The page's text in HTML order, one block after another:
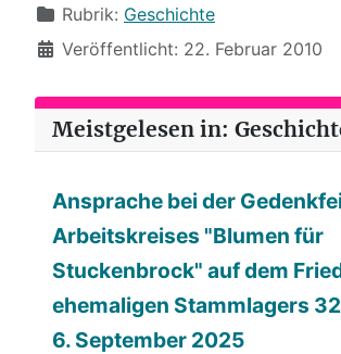
Rubrik: Geschichte
Veröffentlicht: 22. Februar 2010
Meistgelesen in:
Ansprache bei der
Arbeitskreises "Blumen für
Stuckenbrock" auf dem
ehemaligen Stammlagers
6. September 2025